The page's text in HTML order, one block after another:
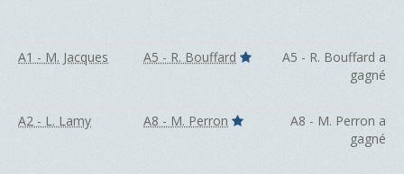
A1 - M. Jacques A5 - R. Bouffard
A5 - R. Bouffard a
gagné
A2 - L. Lamy A8 - M. Perron
A8 - M. Perron a
gagné